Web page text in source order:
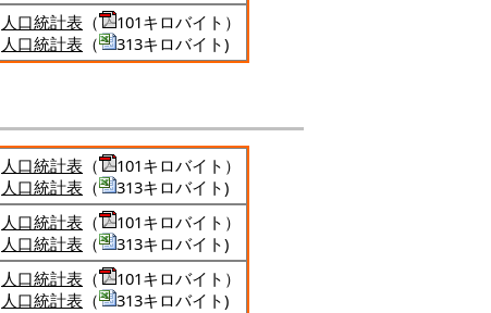
人口統計表 （
101キロバイト）
人口統計表 （ 313キロバイト)
人口統計表 （
101キロバイト）
人口統計表 （ 313キロバイト)
人口統計表 （
101キロバイト）
人口統計表 （ 313キロバイト)
人口統計表 （
101キロバイト）
人口統計表 （ 313キロバイト)